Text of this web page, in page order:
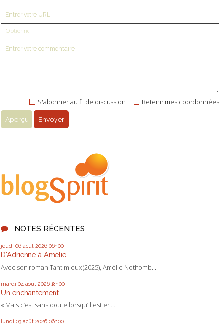
NOTES RÉCENTES
jeudi 06 août 2026 06h00
D'Adrienne à Amélie
Avec son roman Tant mieux (2025), Amélie Nothomb...
mardi 04 août 2026 18h00
Un enchantement
« Mais c’est sans doute lorsqu’il est en...
lundi 03 août 2026 06h00
Optionnel
Retenir mes coordonnées
S'abonner au fil de discussion